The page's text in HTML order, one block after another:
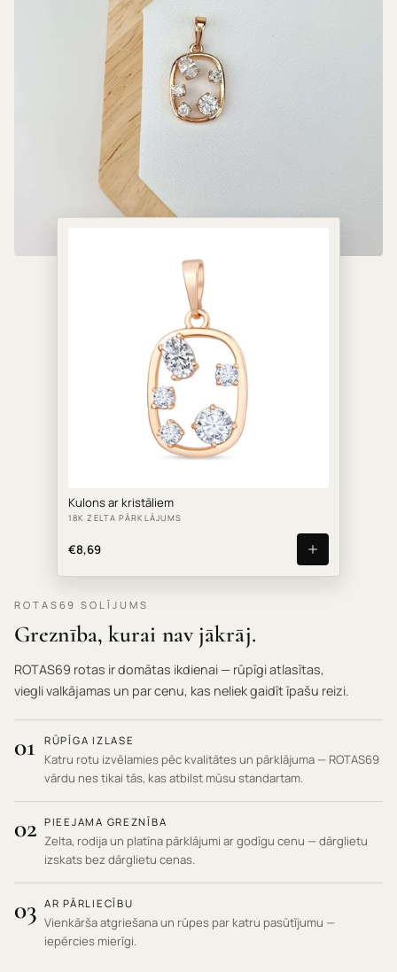
Kulons ar kristāliem
18K ZELTA PĀRKLĀJUMS
€8,69
ROTAS69 SOLĪJUMS
Greznība, kurai nav jākrāj.
ROTAS69 rotas ir domātas ikdienai — rūpīgi atlasītas,
viegli valkājamas un par cenu, kas neliek gaidīt īpašu reizi.
01 RŪPĪGA IZLASE
Katru rotu izvēlamies pēc kvalitātes un pārklājuma — ROTAS69
vārdu nes tikai tās, kas atbilst mūsu standartam.
02 PIEEJAMA GREZNĪBA
Zelta, rodija un platīna pārklājumi ar godīgu cenu — dārglietu
izskats bez dārglietu cenas.
03 AR PĀRLIECĪBU
Vienkārša atgriešana un rūpes par katru pasūtījumu —
iepērcies mierīgi.